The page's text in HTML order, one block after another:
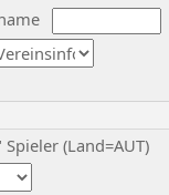
(Land=AUT)